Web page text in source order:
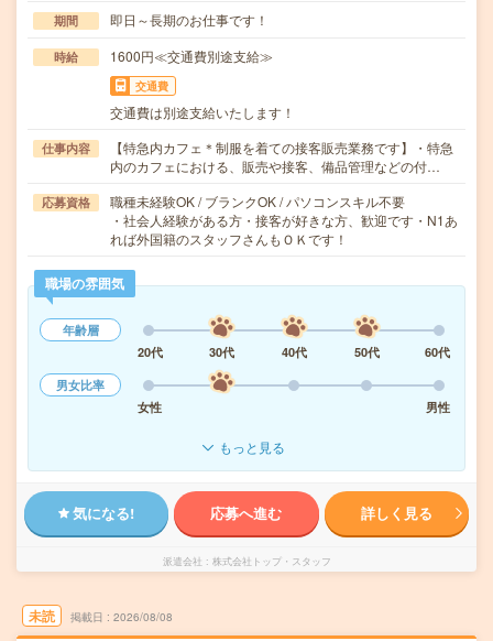
期間 即日～長期のお仕事です！
時給 1600円≪交通費別途支給≫
交通費
交通費は別途支給いたします！
仕事内容
【特急内カフェ＊制服を着ての接客販売業務です】・特急
内のカフェにおける、販売や接客、備品管理などの付…
応募資格
職種未経験OK / ブランクOK / パソコンスキル不要
・社会人経験がある方・接客が好きな方、歓迎です・N1あ
れば外国籍のスタッフさんもＯＫです！
職場の雰囲気
年齢層
20代
30代 40代 50代
60代
男女比率
女性
男性
もっと見る
気になる! 応募へ進む 詳しく見る
派遣会社 株式会社トップ・スタッフ
未読 掲載日 2026/08/08